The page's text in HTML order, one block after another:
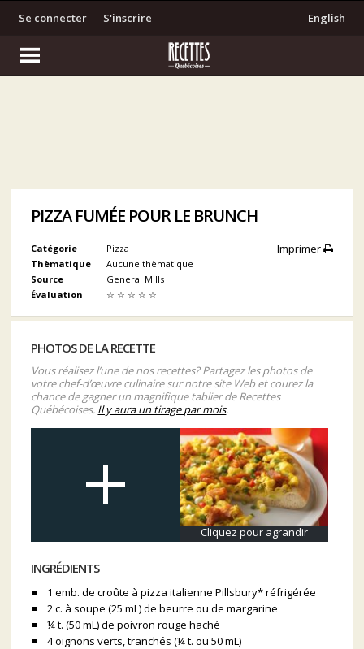
S'inscrire
Se connecter English
PIZZA FUMÉE POUR LE BRUNCH
Imprimer
Catégorie
Pizza
Thèmatique
Aucune thèmatique
Source
General Mills
Évaluation
☆ ☆ ☆ ☆ ☆
PHOTOS DE LA RECETTE
Vous réalisez l’une de nos recettes? Partagez les photos de
votre chef-d’œuvre culinaire sur notre site Web et courez la
chance de gagner un magnifique tablier de Recettes
Québécoises. Il y aura un tirage par mois.
Cliquez pour agrandir
INGRÉDIENTS
1 emb. de croûte à pizza italienne Pillsbury* réfrigérée
2 c. à soupe (25 mL) de beurre ou de margarine
¼ t. (50 mL) de poivron rouge haché
4 oignons verts, tranchés (¼ t. ou 50 mL)